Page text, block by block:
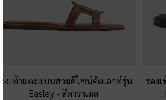
รองเท้าแตะแบบสวมดีไซน์คัตเอาท์รุ่น
Easley - สีคาราเมล
รอง